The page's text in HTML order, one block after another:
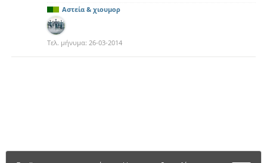
Αστεία & χιουμορ
Τελ. μήνυμα: 26-03-2014